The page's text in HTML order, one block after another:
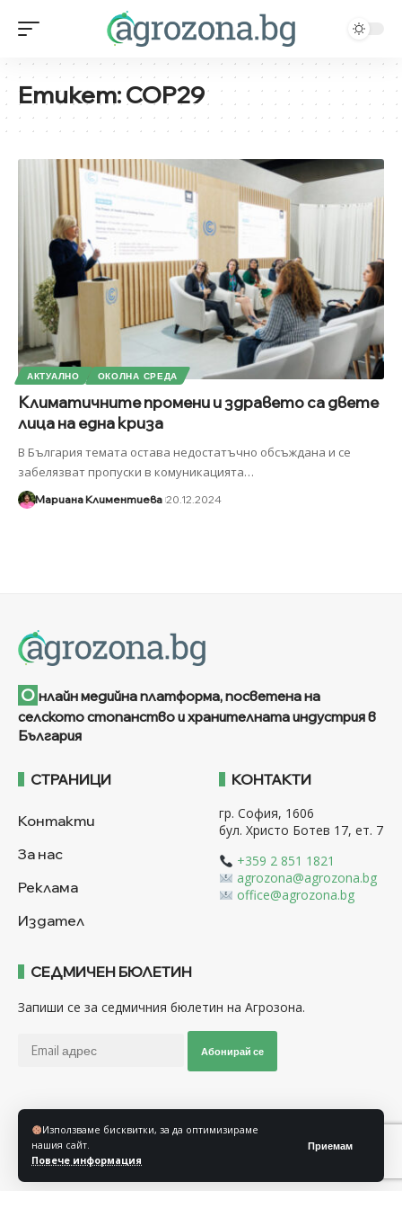
Използваме бисквитки, за да оптимизираме
нашия сайт.
Повече информация
Приемам
Етикет:COP29
АКТУАЛНО ОКОЛНА СРЕДА
Климатичните промени и здравето са двете
лица на една криза
В България темата остава недостатъчно обсъждана и се
забелязват пропуски в комуникацията…
Мариана Климентиева 20.12.2024
О нлайн медийна платформа, посветена на
селското стопанство и хранителната индустрия в
България
СТРАНИЦИ
Контакти
За нас
Реклама
Издател
КОНТАКТИ
гр. София, 1606
бул. Христо Ботев 17, ет. 7
+359 2 851 1821
agrozona@agrozona.bg
office@agrozona.bg
СЕДМИЧЕН БЮЛЕТИН
Запиши се за седмичния бюлетин на Агрозона.
Абонирай се
Последвайте ни